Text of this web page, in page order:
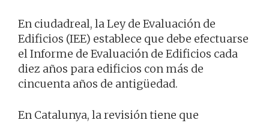
En ciudadreal, la Ley de Evaluación de
Edificios (IEE) establece que debe efectuarse
el Informe de Evaluación de Edificios cada
diez años para edificios con más de
cincuenta años de antigüedad.
En Catalunya, la revisión tiene que